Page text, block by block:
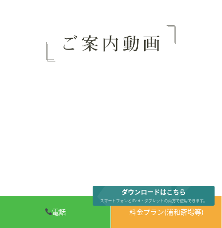
電話 料金プラン(浦和斎場等)
ダウンロードはこちら
スマートフォンとiPad・タブレットの両方で使用できます。